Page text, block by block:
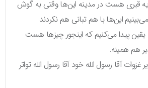
هست در مدینه این‌ها وقتی به گوش
این‌ها با هم تبانی هم نکردند
پیدا می‌کنیم که اینجور چیزها هست
همینه.
آقا رسول الله خود آقا رسول الله تواتر